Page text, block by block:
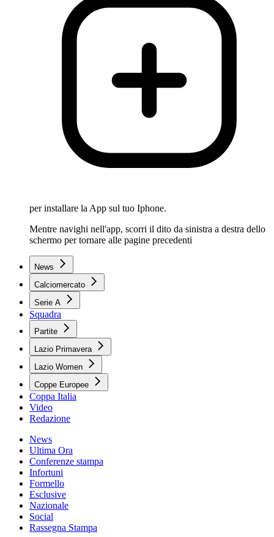
per installare la App sul tuo Iphone.
Mentre navighi nell'app, scorri il dito da sinistra a destra dello
schermo per tornare alle pagine precedenti
News
Calciomercato
Serie A
Squadra
Partite
Lazio Primavera
Lazio Women
Coppe Europee
Coppa Italia
Video
Redazione
News
Ultima Ora
Conferenze stampa
Infortuni
Formello
Esclusive
Nazionale
Social
Rassegna Stampa